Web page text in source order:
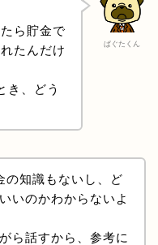
ぱぐたくん
ら貯金で
たんだけ
き、どう
の知識もないし、ど
いのかわからないよ
ら話すから、参考に